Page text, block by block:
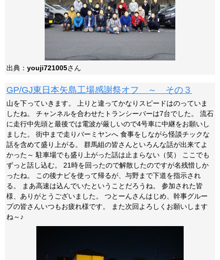
出典： youji721005さん
GP/GJ東日本矢島工場感謝祭オフ ～ その３
山を下っていきます。 上りと違ってかなりスピードはのっていま
したね。 チャンネルを合わせたトランシーバーは7台でした。 流石
に走行中先頭と最後では電波が厳しいので4号車に中継をお願いし
ました。 街中まで走りバーミヤンへ 食事をしながら怪談チックな
話を含めて盛り上がる。 群馬組の皆さんといろんな話が出来てよ
かった～ 駐車場でも盛り上がった話は止まらない（笑） ここでも
ずっと話し込む。 21時を回ったので解散したのですが名残惜しか
ったね。 この後ナビを使って帰るが、与野まで下道を指示され
る。 まあ高速は込んでいたということだろうね。 参加された皆
様、ありがとうございました。 つとーんさんはじめ、幹事グルー
プの皆さんいつもお疲れ様です。 また次回よろしくお願いします
ね～♪